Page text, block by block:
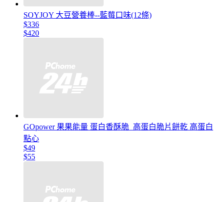
SOYJOY 大豆營養棒--藍莓口味(12條)
$336
$420
GOpower 果果能量 蛋白香酥脆_高蛋白脆片餅乾 高蛋白
點心
$49
$55